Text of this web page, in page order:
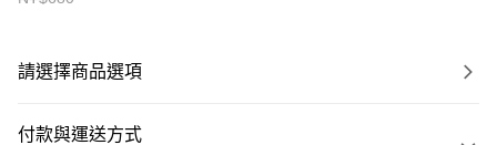
請選擇商品選項
付款與運送方式